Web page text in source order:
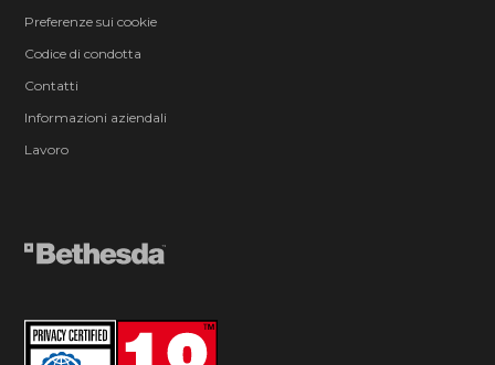
Preferenze sui cookie
Codice di condotta
Contatti
Informazioni aziendali
Lavoro